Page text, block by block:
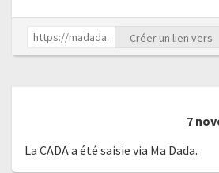
Créer un lien vers
7
La CADA a été saisie via Ma Dada.